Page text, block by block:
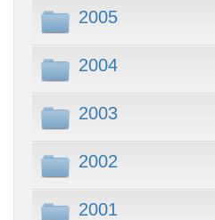
2005
2004
2003
2002
2001